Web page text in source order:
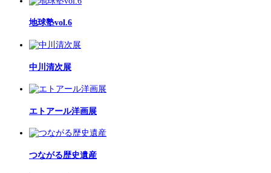
地球塾vol.6
中川清次展
エトアール洋画展
つながる歴史遺産